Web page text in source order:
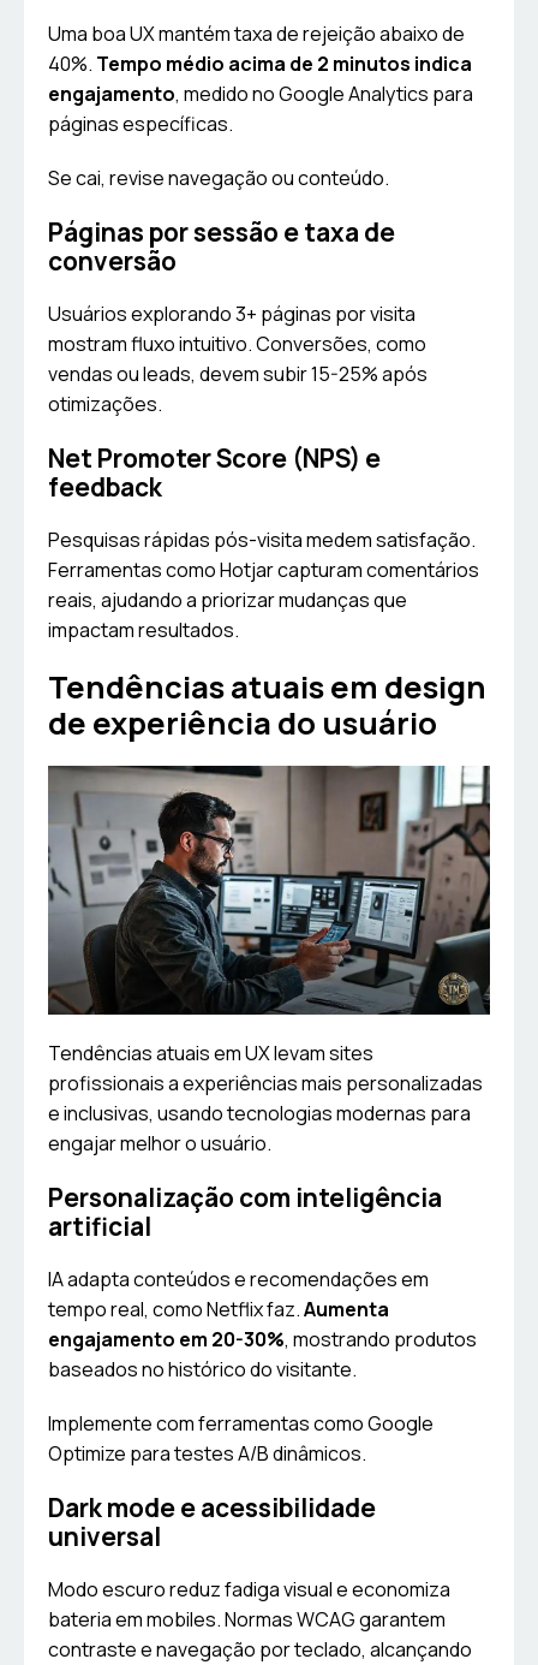
Uma boa UX mantém taxa de rejeição abaixo de
40%. Tempo médio acima de 2 minutos indica
engajamento, medido no Google Analytics para
páginas específicas.
Se cai, revise navegação ou conteúdo.
Páginas por sessão e taxa de
conversão
Usuários explorando 3+ páginas por visita
mostram fluxo intuitivo. Conversões, como
vendas ou leads, devem subir 15-25% após
otimizações.
Net Promoter Score (NPS) e
feedback
Pesquisas rápidas pós-visita medem satisfação.
Ferramentas como Hotjar capturam comentários
reais, ajudando a priorizar mudanças que
impactam resultados.
Tendências atuais em design
de experiência do usuário
Tendências atuais em UX levam sites
profissionais a experiências mais personalizadas
e inclusivas, usando tecnologias modernas para
engajar melhor o usuário.
Personalização com inteligência
artificial
IA adapta conteúdos e recomendações em
tempo real, como Netflix faz.Aumenta
engajamento em 20-30%, mostrando produtos
baseados no histórico do visitante.
Implemente com ferramentas como Google
Optimize para testes A/B dinâmicos.
Dark mode e acessibilidade
universal
Modo escuro reduz fadiga visual e economiza
bateria em mobiles. Normas WCAG garantem
contraste e navegação por teclado, alcançando